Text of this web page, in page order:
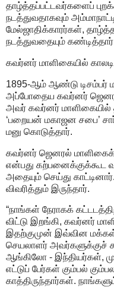
தாழ்த்தப்பட்டவர்களைப்
நடத்துவதாகவும்
மேல்ஜாதிக்காரர்கள்,
நடத்துவதையும்
கவர்னர் மாளிகையில்
1895-ஆம் ஆண்டு டிசம்பர்
அப்போதைய கவர்னர்
அவர் கவர்னர் மாளிகையில்
‘பறையன் மகாஜன சபை’
மனு கொடுத்தார்.
கவர்னர் ஜெனரல்
என்பது கற்பனைக்குக்கூட
அதையும் செய்து
விவரித்தும் இருந்தார்.
“நாங்கள் நேராகக்
விட்டு இறங்கி, கவர்னர்
இதற்குமுன் இவ்வின
செயலாளர் அவர்களுக்குச்
ஆங்கிலோ - இந்தியர்கள்,
எட்டுப் பேர்கள் கும்பல்
காத்திருந்தார்கள்.